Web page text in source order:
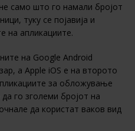
само што го намали бројот
туку се појавија и
на апликациите.
на Google Android
а Apple iOS е на второто
за обложување
го зголеми бројот на
да користат ваков вид